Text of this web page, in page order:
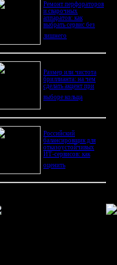
Ремонт перфораторов
и сварочных
аппаратов: как
выбрать сервис без
лишнего
Размер или чистота
бриллианта: на чем
сделать акцент при
выборе кольца
Российский
балансировщик для
отказоустойчивых
ИТ-сервисов: как
оценить